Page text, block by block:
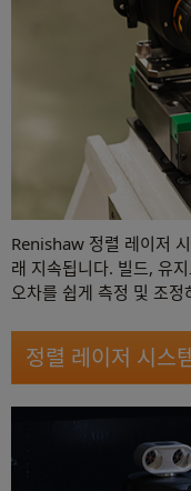
Renishaw 정렬 레이저
래 지속됩니다. 빌드, 유
오차를 쉽게 측정 및 조정
정렬 레이저 시스